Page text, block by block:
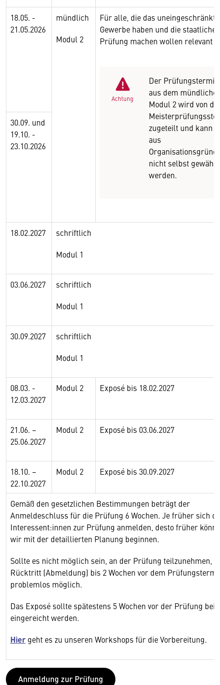
18.05. -
21.05.2026
mündlich
Modul 2
Für alle, die das uneingeschränkte
Gewerbe haben und die staatliche
Prüfung machen wollen relevant
Achtung
Der Prüfungstermin
aus dem
Modul 2 wird von
zugeteilt und kann
aus
nicht selbst gewählt
werden.
30.09. und
19.10. -
23.10.2026
18.02.2027
schriftlich
Modul 1
03.06.2027
schriftlich
Modul 1
30.09.2027
schriftlich
Modul 1
08.03. -
12.03.2027
Modul 2 Exposé bis 18.02.2027
21.06. –
25.06.2027
Modul 2 Exposé bis 03.06.2027
18.10. –
22.10.2027
Modul 2 Exposé bis 30.09.2027
Gemäß den gesetzlichen Bestimmungen beträgt der
Anmeldeschluss für die Prüfung 6 Wochen. Je früher sich
Interessent:innen zur Prüfung anmelden, desto früher
wir mit der detaillierten Planung beginnen.
Sollte es nicht möglich sein, an der Prüfung teilzunehmen,
Rücktritt (Abmeldung) bis 2 Wochen vor dem
problemlos möglich.
Das Exposé sollte spätestens 5 Wochen vor der Prüfung bei
eingereicht werden.
Hier geht es zu unseren Workshops für die Vorbereitung.
Anmeldung zur Prüfung